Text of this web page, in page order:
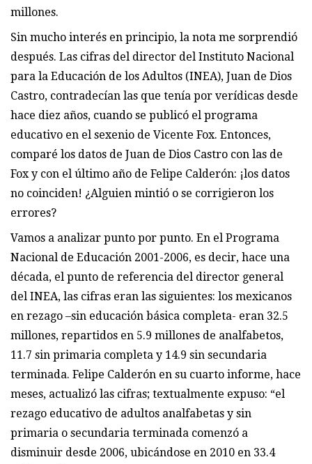
millones.
Sin mucho interés en principio, la nota me sorprendió
después. Las cifras del director del Instituto Nacional
para la Educación de los Adultos (INEA), Juan de Dios
Castro, contradecían las que tenía por verídicas desde
hace diez años, cuando se publicó el programa
educativo en el sexenio de Vicente Fox. Entonces,
comparé los datos de Juan de Dios Castro con las de
Fox y con el último año de Felipe Calderón: ¡los datos
no coinciden! ¿Alguien mintió o se corrigieron los
errores?
Vamos a analizar punto por punto. En el Programa
Nacional de Educación 2001-2006, es decir, hace una
década, el punto de referencia del director general
del INEA, las cifras eran las siguientes: los mexicanos
en rezago –sin educación básica completa- eran 32.5
millones, repartidos en 5.9 millones de analfabetos,
11.7 sin primaria completa y 14.9 sin secundaria
terminada. Felipe Calderón en su cuarto informe, hace
meses, actualizó las cifras; textualmente expuso: “el
rezago educativo de adultos analfabetas y sin
primaria o secundaria terminada comenzó a
disminuir desde 2006, ubicándose en 2010 en 33.4